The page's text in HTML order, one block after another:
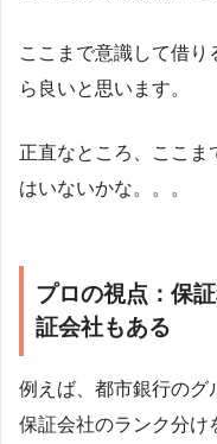
ここまで意識して借り
ら良いと思います。
正直なところ、ここま
はいないかな。。。
プロの視点：保
証会社もある
例えば、都市銀行のグ
保証会社のランク分け